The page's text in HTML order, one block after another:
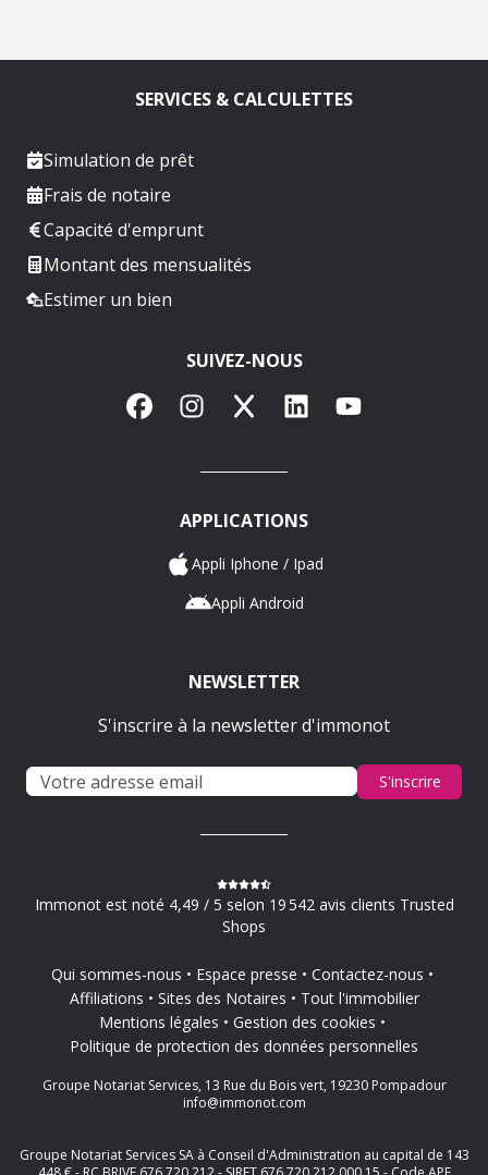
SERVICES & CALCULETTES
Simulation de prêt
Frais de notaire
Capacité d'emprunt
Montant des mensualités
Estimer un bien
SUIVEZ-NOUS
FacebookInstagram
X LinkedInYouTube
APPLICATIONS
Appli Iphone / Ipad
Appli Android
NEWSLETTER
S'inscrire à la newsletter d'immonot
S'inscrire
Immonot est noté 4,49 / 5 selon 19 542 avis clients Trusted
Shops
Qui sommes-nous Espace presse
Contactez-nous
Affiliations
Sites des Notaires
Tout l'immobilier
Mentions légales
Gestion des cookies
Politique de protection des données personnelles
Groupe Notariat Services, 13 Rue du Bois vert, 19230 Pompadour
info@immonot.com
Groupe Notariat Services SA à Conseil d'Administration au capital de 143